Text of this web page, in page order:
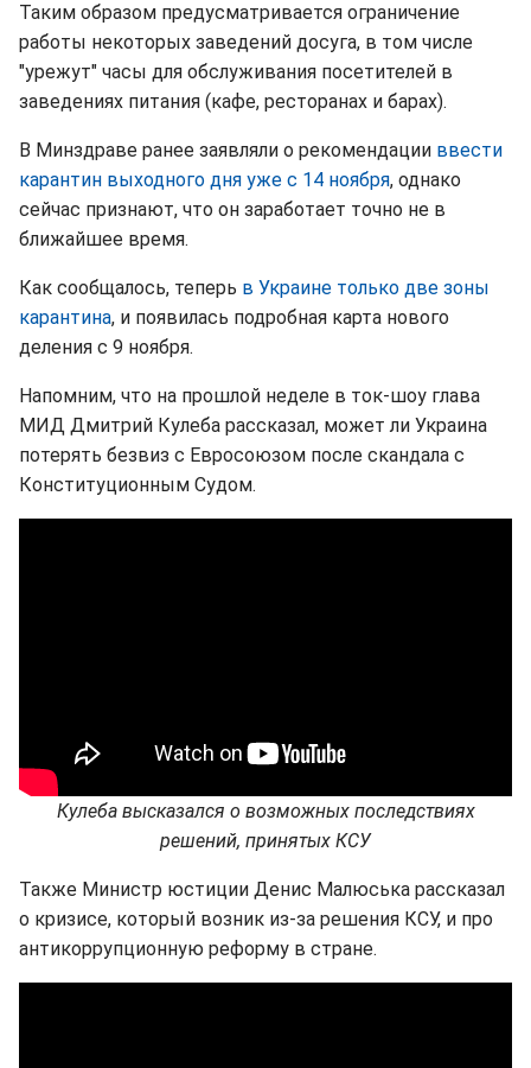
Таким образом предусматривается ограничение
работы некоторых заведений досуга, в том числе
"урежут" часы для обслуживания посетителей в
заведениях питания (кафе, ресторанах и барах).
В Минздраве ранее заявляли о рекомендации ввести
карантин выходного дня уже с 14 ноября, однако
сейчас признают, что он заработает точно не в
ближайшее время.
Как сообщалось, теперь в Украине только две зоны
карантина, и появилась подробная карта нового
деления с 9 ноября.
Напомним, что на прошлой неделе в ток-шоу глава
МИД Дмитрий Кулеба рассказал, может ли Украина
потерять безвиз с Евросоюзом после скандала с
Конституционным Судом.
Кулеба высказался о возможных последствиях
решений, принятых КСУ
Также Министр юстиции Денис Малюська рассказал
о кризисе, который возник из-за решения КСУ, и про
антикоррупционную реформу в стране.